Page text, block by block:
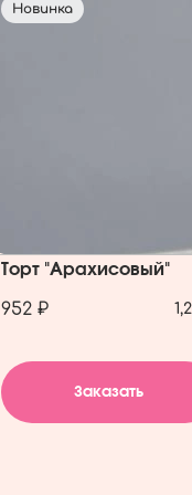
Новинка
Торт "Арахисовый"
952 ₽
Заказать